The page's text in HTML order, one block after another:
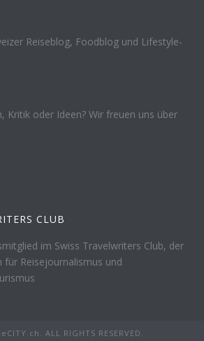
Reiseblog, Foodblog und Lifestyle-
Kritik oder Ideen? Wir freuen uns über
CLUB
im Swiss Travelwriters Club, der
für Reisejournalismus und
ALL RIGHTS RESERVED.